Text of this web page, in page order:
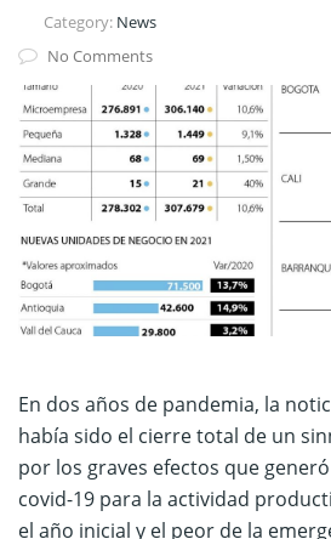
Category: News
No Comments
En dos años de pandemia, la
había sido el cierre total de un
por los graves efectos que
covid-19 para la actividad
el año inicial y el peor de la